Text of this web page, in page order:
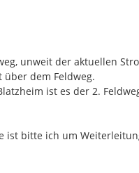
unweit der aktuellen
dem Feldweg.
ist es der 2.
ist bitte ich um